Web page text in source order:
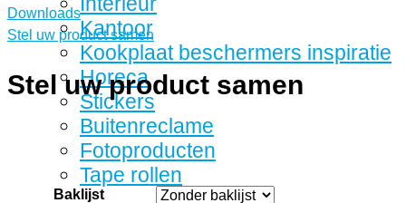
Kantoor
Kookplaat beschermers inspiratie
Horeca
Stickers
Buitenreclame
Fotoproducten
Tape rollen
Downloads
Stel uw product samen
Stel uw product samen
Baklijst